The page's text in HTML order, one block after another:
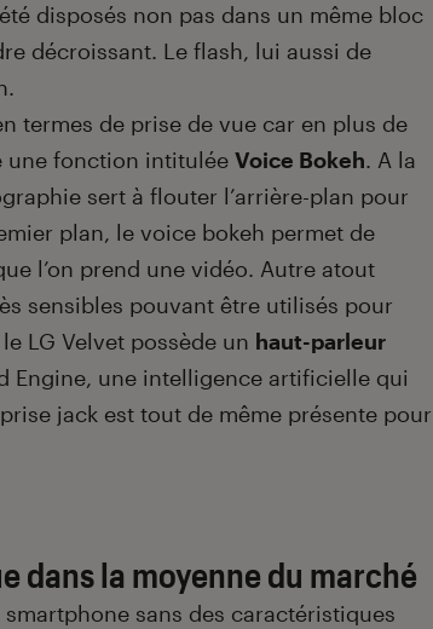
disposés non pas dans un même bloc
décroissant. Le flash, lui aussi de
termes de prise de vue car en plus de
une fonction intitulée Voice Bokeh. A la
sert à flouter l’arrière-plan pour
plan, le voice bokeh permet de
l’on prend une vidéo. Autre atout
sensibles pouvant être utilisés pour
LG Velvet possède un haut-parleur
Engine, une intelligence artificielle qui
jack est tout de même présente pour
dans la moyenne du marché
sans des caractéristiques